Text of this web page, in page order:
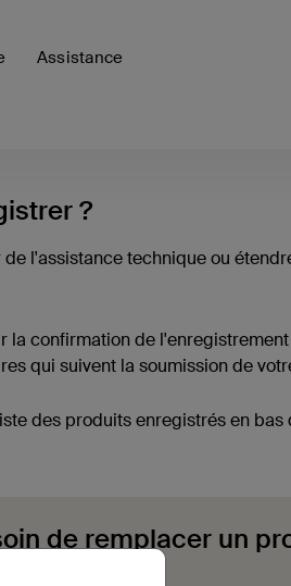
Assistance
?
l'assistance technique ou
la confirmation de
qui suivent la soumission de
des produits enregistrés en bas
de remplacer un